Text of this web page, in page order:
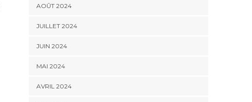
AOÛT 2024
JUILLET 2024
JUIN 2024
MAI 2024
AVRIL 2024